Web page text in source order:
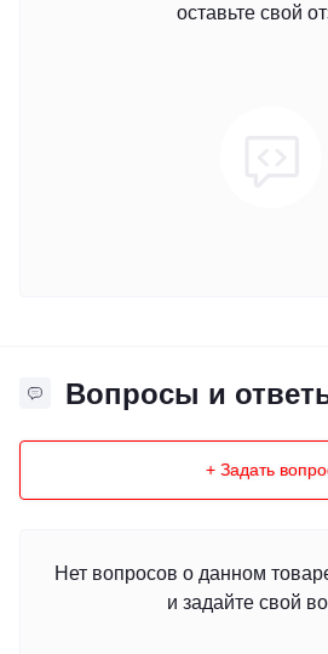
оставьте свой
Вопросы и
+ Задать
Нет вопросов о данном
и задайте свой